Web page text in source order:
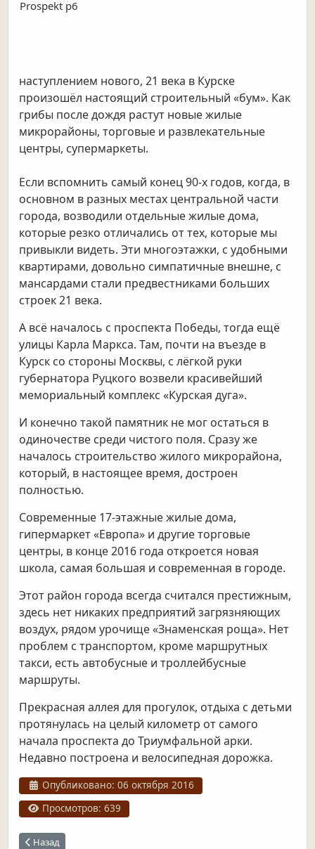
Prospekt p6
наступлением нового, 21 века в Курске
произошёл настоящий строительный «бум». Как
грибы после дождя растут новые жилые
микрорайоны, торговые и развлекательные
центры, супермаркеты.
Если вспомнить самый конец 90-х годов, когда, в
основном в разных местах центральной части
города, возводили отдельные жилые дома,
которые резко отличались от тех, которые мы
привыкли видеть. Эти многоэтажки, с удобными
квартирами, довольно симпатичные внешне, с
мансардами стали предвестниками больших
строек 21 века.
А всё началось с проспекта Победы, тогда ещё
улицы Карла Маркса. Там, почти на въезде в
Курск со стороны Москвы, с лёгкой руки
губернатора Руцкого возвели красивейший
мемориальный комплекс «Курская дуга».
И конечно такой памятник не мог остаться в
одиночестве среди чистого поля. Сразу же
началось строительство жилого микрорайона,
который, в настоящее время, достроен
полностью.
Современные 17-этажные жилые дома,
гипермаркет «Европа» и другие торговые
центры, в конце 2016 года откроется новая
школа, самая большая и современная в городе.
Этот район города всегда считался престижным,
здесь нет никаких предприятий загрязняющих
воздух, рядом урочище «Знаменская роща». Нет
проблем с транспортом, кроме маршрутных
такси, есть автобусные и троллейбусные
маршруты.
Прекрасная аллея для прогулок, отдыха с детьми
протянулась на целый километр от самого
начала проспекта до Триумфальной арки.
Недавно построена и велосипедная дорожка.
Информация о материале
Опубликовано: 06 октября 2016
Просмотров: 639
Предыдущий: Микрорайон "Северный"
Назад